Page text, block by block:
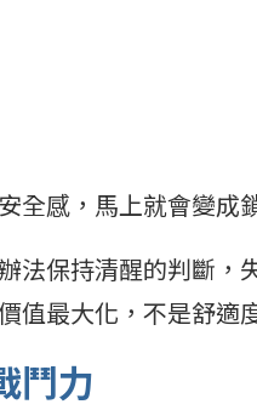
全感，馬上就會變成
法保持清醒的判斷，
值最大化，不是舒適
鬥力